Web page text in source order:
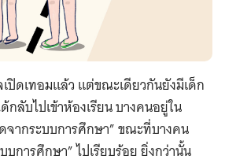
ปิดเทอมแล้ว แต่ขณะเดียวกันยังมีเด็ก
ลับไปเข้าห้องเรียน บางคนอยู่ใน
จากระบบการศึกษา” ขณะที่บางคน
บการศึกษา” ไปเรียบร้อย ยิ่งกว่านั้น